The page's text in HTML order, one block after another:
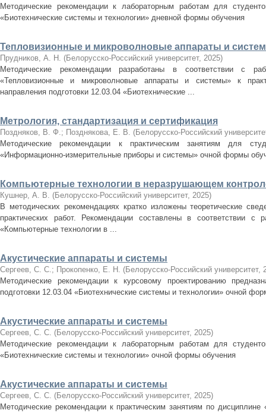
Методические рекомендации к лабораторным работам для
«Биотехнические системы и технологии» дневной формы обучения
Тепловизионные и микроволновые аппараты и
Прудников, А. Н. (Белорусско-Российский университет, 2025)
Методические рекомендации разработаны в соответствии с
«Тепловизионные и микроволновые аппараты и системы» к
направления подготовки 12.03.04 «Биотехнические ...
Метрология, стандартизация и сертификация
Поздняков, В. Ф.; Позднякова, Е. В. (Белорусско-Российский
Методические рекомендации к практическим занятиям для
«Информационно-измерительные приборы и системы» очной формы
Компьютерные технологии в неразрушающем
Кушнер, А. В. (Белорусско-Российский университет, 2025)
В методических рекомендациях кратко изложены теоретические
практических работ. Рекомендации составлены в соответствии с
«Компьютерные технологии в ...
Акустические аппараты и системы
Сергеев, С. С.; Прокопенко, Е. Н. (Белорусско-Российский университет,
Методические рекомендации к курсовому проектированию
подготовки 12.03.04 «Биотехнические системы и технологии» очной
Акустические аппараты и системы
Сергеев, С. С. (Белорусско-Российский университет, 2025)
Методические рекомендации к лабораторным работам для
«Биотехнические системы и технологии» очной формы обучения
Акустические аппараты и системы
Сергеев, С. С. (Белорусско-Российский университет, 2025)
Методические рекомендации к практическим занятиям по